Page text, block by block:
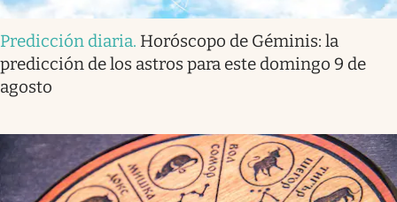
Predicción diaria. Horóscopo de Géminis: la
predicción de los astros para este domingo 9 de
agosto